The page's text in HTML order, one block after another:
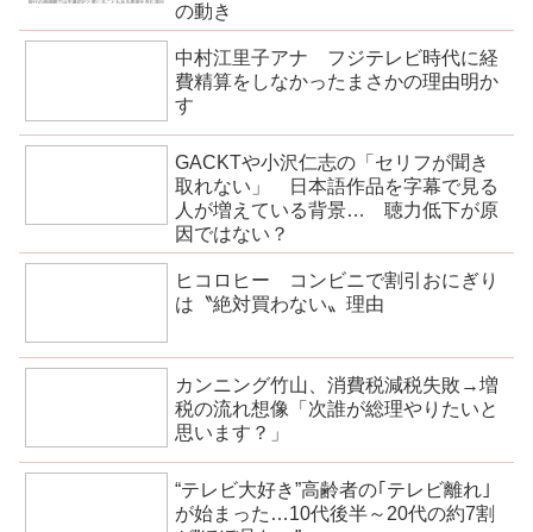
の動き
中村江里子アナ フジテレビ時代に経
費精算をしなかったまさかの理由明か
す
GACKTや小沢仁志の「セリフが聞き
取れない」 日本語作品を字幕で見る
人が増えている背景… 聴力低下が原
因ではない？
ヒコロヒー コンビニで割引おにぎり
は〝絶対買わない〟理由
カンニング竹山、消費税減税失敗→増
税の流れ想像「次誰が総理やりたいと
思います？」
“テレビ大好き”高齢者の｢テレビ離れ｣
が始まった…10代後半～20代の約7割